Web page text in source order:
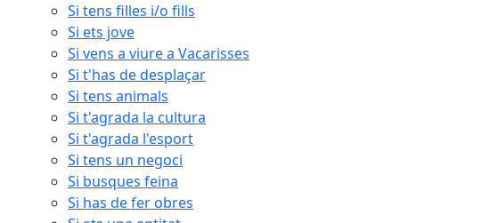
Si tens filles i/o fills
Si ets jove
Si vens a viure a Vacarisses
Si t'has de desplaçar
Si tens animals
Si t'agrada la cultura
Si t'agrada l'esport
Si tens un negoci
Si busques feina
Si has de fer obres